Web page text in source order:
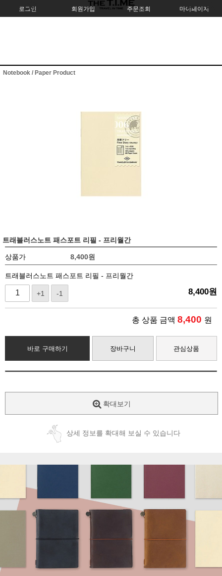
로그인 회원가입 주문조회 마이페이지
Notebook / Paper Product
트래블러스노트 패스포트 리필 - 프리월간
상품가 8,400원
트래블러스노트 패스포트 리필 - 프리월간
+1 -1 8,400원
총 상품 금액 8,400 원
바로 구매하기 장바구니 관심상품
확대보기
상세 정보를 확대해 보실 수 있습니다